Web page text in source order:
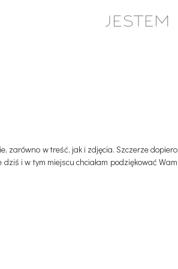
zarówno w treść, jak i zdjęcia. Szczerze dopiero
i w tym miejscu chciałam podziękować Wam